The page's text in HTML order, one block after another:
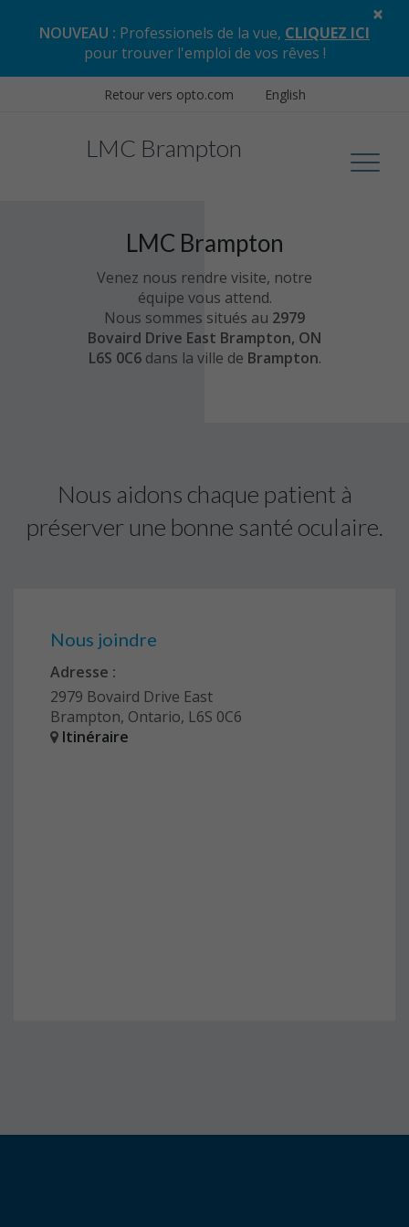
NOUVEAU : Professionels de la vue, CLIQUEZ ICI
pour trouver l'emploi de vos rêves !
×
Retour vers opto.com English
LMC Brampton
LMC Brampton
Venez nous rendre visite, notre
équipe vous attend.
Nous sommes situés au 2979
Bovaird Drive East Brampton, ON
L6S 0C6 dans la ville de Brampton.
Nous aidons chaque patient à
préserver une bonne santé oculaire.
Nous joindre
Adresse :
2979 Bovaird Drive East
Brampton, Ontario, L6S 0C6
Itinéraire